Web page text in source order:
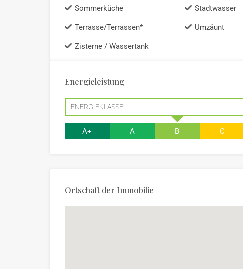
Sommerküche Stadtwasser
Terrasse/Terrassen* Umzäunt
Zisterne / Wassertank
Energieleistung
ENERGIEKLASSE:
A+ A B C
Ortschaft der Immobilie